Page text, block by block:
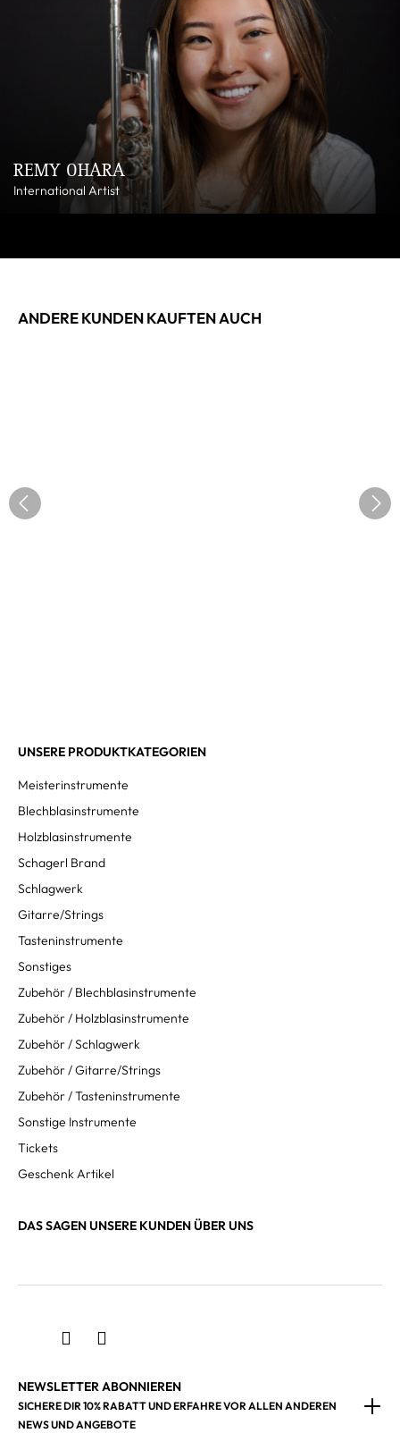
REMY OHARA
International Artist
ANDERE KUNDEN KAUFTEN AUCH
UNSERE PRODUKTKATEGORIEN
Meisterinstrumente
Blechblasinstrumente
Holzblasinstrumente
Schagerl Brand
Schlagwerk
Gitarre/Strings
Tasteninstrumente
Sonstiges
Zubehör / Blechblasinstrumente
Zubehör / Holzblasinstrumente
Zubehör / Schlagwerk
Zubehör / Gitarre/Strings
Zubehör / Tasteninstrumente
Sonstige Instrumente
Tickets
Geschenk Artikel
DAS SAGEN UNSERE KUNDEN ÜBER UNS
NEWSLETTER ABONNIEREN
SICHERE DIR 10% RABATT UND ERFAHRE VOR ALLEN ANDEREN
NEWS UND ANGEBOTE